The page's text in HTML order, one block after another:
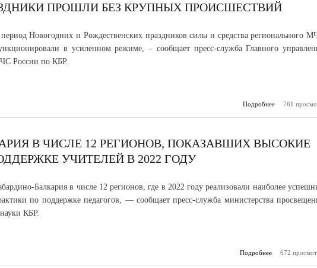
ПРОШЛИ БЕЗ КРУПНЫХ ПРОИСШЕСТВИЙ
Новогодних и Рождественских праздников силы и средства регионального
в усиленном режиме, – сообщает пресс-служба Главного
России по КБР.
Подробнее
о
761
В ЧИСЛЕ 12 РЕГИОНОВ, ПОКАЗАВШИХ ВЫСОКИЕ
УЧИТЕЛЕЙ В 2022 ГОДУ
Балкария в числе 12 регионов, где в 2022 году реализовали наиболее
по поддержке педагогов, — сообщает пресс-служба министерства
КБР.
Подробнее
о Кабардино-
672